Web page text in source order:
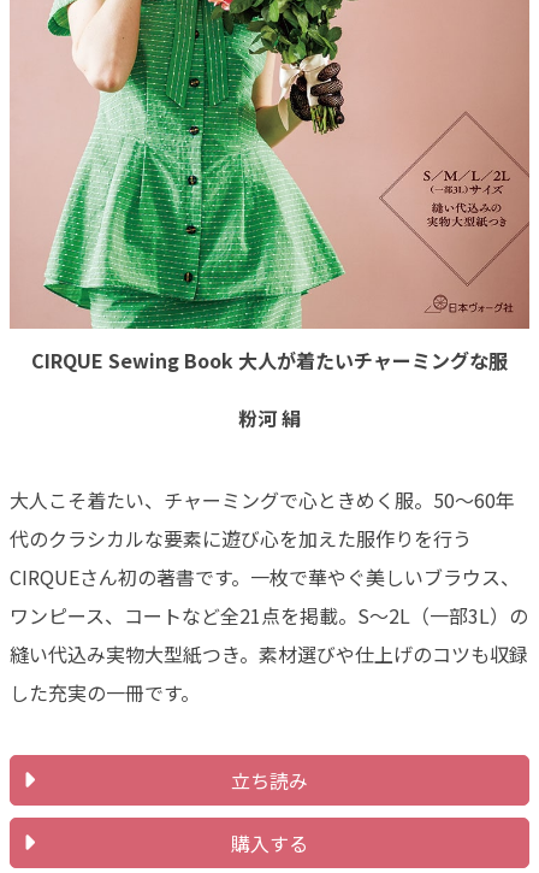
CIRQUE Sewing Book 大人が着たいチャーミングな服
粉河 絹
大人こそ着たい、チャーミングで心ときめく服。50～60年
代のクラシカルな要素に遊び心を加えた服作りを行う
CIRQUEさん初の著書です。一枚で華やぐ美しいブラウス、
ワンピース、コートなど全21点を掲載。S～2L（一部3L）の
縫い代込み実物大型紙つき。素材選びや仕上げのコツも収録
した充実の一冊です。
立ち読み
購入する